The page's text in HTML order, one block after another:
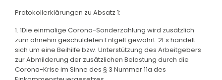
Protokollerklärungen zu Absatz 1:
1. 1Die einmalige Corona-Sonderzahlung wird zusätzlich
zum ohnehin geschuldeten Entgelt gewährt. 2Es handelt
sich um eine Beihilfe bzw. Unterstützung des Arbeitgebers
zur Abmilderung der zusätzlichen Belastung durch die
Corona-Krise im Sinne des § 3 Nummer 11a des